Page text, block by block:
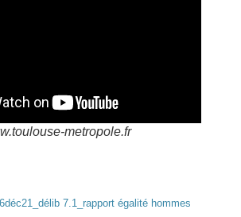
metropole.fr
7.1_rapport égalité hommes